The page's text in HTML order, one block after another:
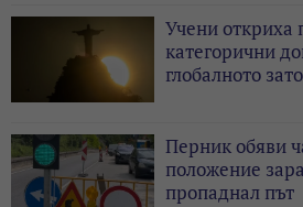
Учени откриха
категорични
глобалното
Перник обяви
положение
пропаднал път